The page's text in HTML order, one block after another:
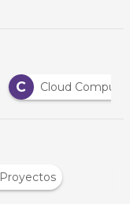
C Cloud
Proyectos